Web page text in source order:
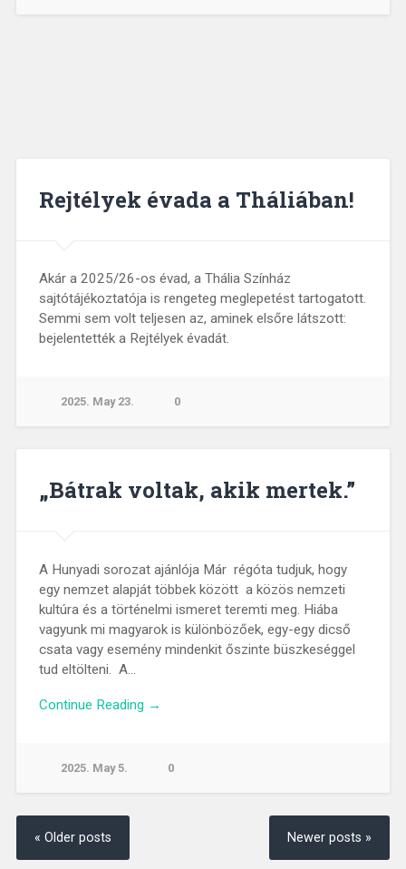
Rejtélyek évada a Tháliában!
Akár a 2025/26-os évad, a Thália Színház
sajtótájékoztatója is rengeteg meglepetést tartogatott.
Semmi sem volt teljesen az, aminek elsőre látszott:
bejelentették a Rejtélyek évadát.
2025. May 23. 0
„Bátrak voltak, akik mertek.”
A Hunyadi sorozat ajánlója Már régóta tudjuk, hogy
egy nemzet alapját többek között a közös nemzeti
kultúra és a történelmi ismeret teremti meg. Hiába
vagyunk mi magyarok is különbözőek, egy-egy dicső
csata vagy esemény mindenkit őszinte büszkeséggel
tud eltölteni. A…
Continue Reading →
2025. May 5. 0
« Older posts Newer posts »